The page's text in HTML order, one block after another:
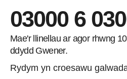
03000 6
Mae'r llinellau ar agor rhwng
ddydd Gwener.
Rydym yn croesawu